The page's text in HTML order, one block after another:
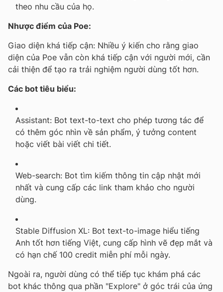
theo nhu cầu của họ.
Nhược điểm của Poe:
Giao diện khá tiếp cận: Nhiều ý kiến cho rằng giao
diện của Poe vẫn còn khá tiếp cận với người mới, cần
cải thiện để tạo ra trải nghiệm người dùng tốt hơn.
Các bot tiêu biểu:
Assistant: Bot text-to-text cho phép tương tác để
có thêm góc nhìn về sản phẩm, ý tưởng content
hoặc viết bài viết chi tiết.
Web-search: Bot tìm kiếm thông tin cập nhật mới
nhất và cung cấp các link tham khảo cho người
dùng.
Stable Diffusion XL: Bot text-to-image hiểu tiếng
Anh tốt hơn tiếng Việt, cung cấp hình vẽ đẹp mắt và
có hạn chế 100 credit miễn phí mỗi ngày.
Ngoài ra, người dùng có thể tiếp tục khám phá các
bot khác thông qua phần "Explore" ở góc trái của ứng